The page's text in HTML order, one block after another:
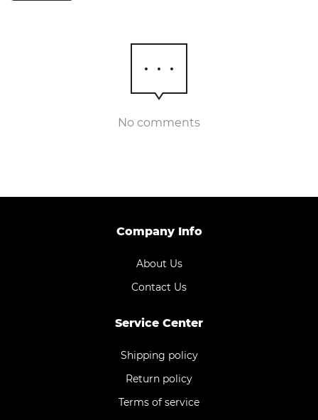
No comments
Company Info
About Us
Contact Us
Service Center
Shipping policy
Return policy
Terms of service